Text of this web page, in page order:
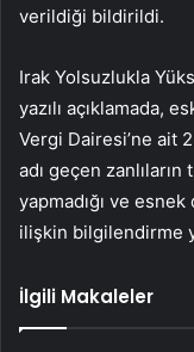
verildiği bildirildi.
Irak Yolsuzlukla
yazılı açıklamada,
Vergi Dairesi’ne ait
adı geçen
yapmadığı ve
ilişkin bilgilendirme
İlgili Makaleler